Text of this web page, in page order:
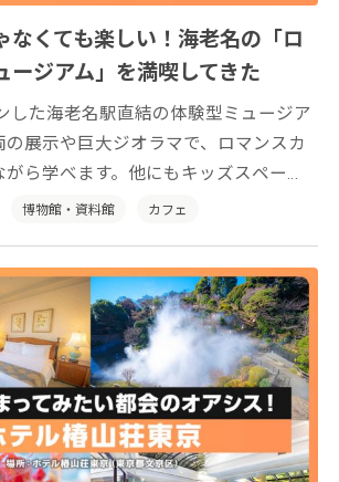
なくても楽しい！海老名の「ロ
ージアム」を満喫してきた
した海老名駅直結の体験型ミュージア
展示や巨大ジオラマで、ロマンスカ
がら学べます。他にもキッズスペー
ージアムショップにフォトウェディン
です。
博物館・資料館 カフェ